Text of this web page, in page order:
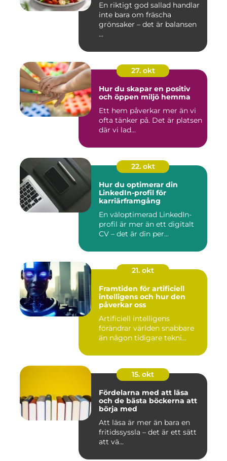
En riktigt god sallad handlar
inte bara om fräscha
grönsaker – det är balansen
...
27. okt
Hur du skapar en positiv
och öppen miljö hemma
Ett hem påverkar mer än vi
ofta tänker på. Det är platsen
där vi lad...
22. okt
Hur du optimerar din
LinkedIn-profil för
karriärframgång
En väloptimerad LinkedIn-
profil är mer än ett digitalt
CV – det är din per...
21. okt
Framtiden för artificiell
intelligens och hur den
påverkar oss
Artificiell intelligens
förändrar världen snabbare
än någon tidigare tekni...
15. okt
Fördelarna med att läsa
och de bästa böckerna att
börja med
Att läsa är mer än bara en
fritidssyssla – det är ett sätt
att vä...